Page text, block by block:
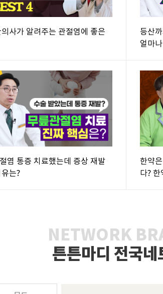
사가 알려주는 관절염에 좋은
등산
얼마
염 통증 치료했는데 증상 재발
는?
한약
다?
NETWORK
튼튼마디 전국네